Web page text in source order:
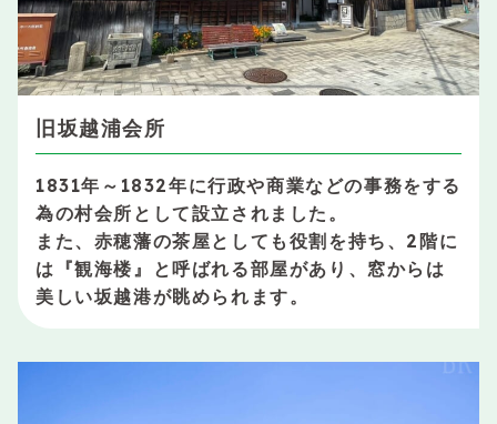
旧坂越浦会所
1831年～1832年に行政や商業などの事務をする
為の村会所として設立されました。
また、赤穂藩の茶屋としても役割を持ち、2階に
は『観海楼』と呼ばれる部屋があり、窓からは
美しい坂越港が眺められます。